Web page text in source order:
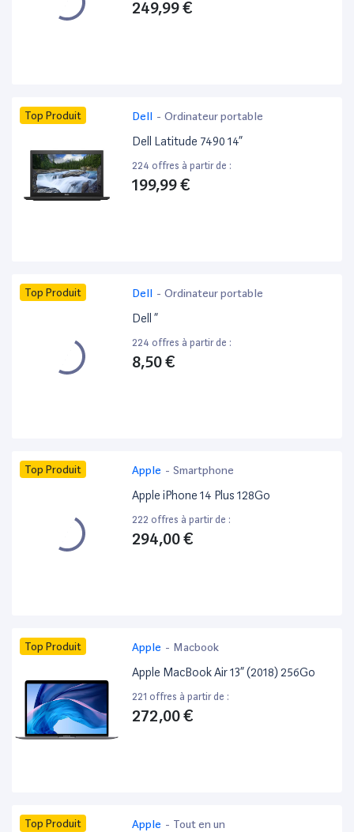
249,99 €
Top Produit Dell - Ordinateur portable
Dell Latitude 7490 14”
224 offres à partir de :
199,99 €
Top Produit Dell - Ordinateur portable
Dell ”
224 offres à partir de :
8,50 €
Top Produit Apple - Smartphone
Apple iPhone 14 Plus 128Go
222 offres à partir de :
294,00 €
Top Produit Apple - Macbook
Apple MacBook Air 13” (2018) 256Go
221 offres à partir de :
272,00 €
Top Produit Apple - Tout en un